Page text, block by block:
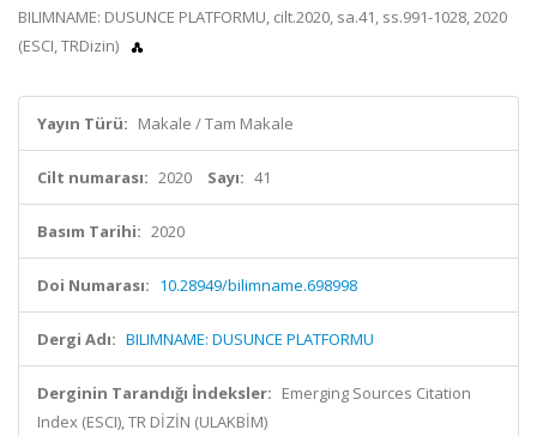
BILIMNAME: DUSUNCE PLATFORMU, cilt.2020, sa.41, ss.991-1028, 2020
(ESCI, TRDizin)
Yayın Türü: Makale / Tam Makale
Cilt numarası: 2020 Sayı: 41
Basım Tarihi: 2020
Doi Numarası: 10.28949/bilimname.698998
Dergi Adı: BILIMNAME: DUSUNCE PLATFORMU
Derginin Tarandığı İndeksler: Emerging Sources Citation
Index (ESCI), TR DİZİN (ULAKBİM)